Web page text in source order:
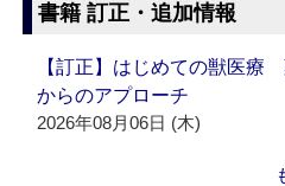
書籍 訂正・追加情報
【訂正】はじめての獣医療
からのアプローチ
2026年08月06日 (木)